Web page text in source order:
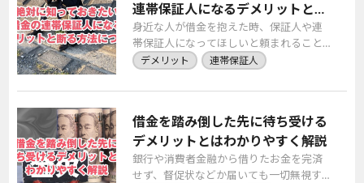
連帯保証人になるデメリットと断
る方法について
身近な人が借金を抱えた時、保証人や連
帯保証人になってほしいと頼まれること
があります。頼まれてしまうと気軽な気
すが、そこで注意 […]
デメリット 連帯保証人
借金を踏み倒した先に待ち受ける
デメリットとはわかりやすく解説
銀行や消費者金融から借りたお金を完済
せず、督促状などか届いても一切無視す